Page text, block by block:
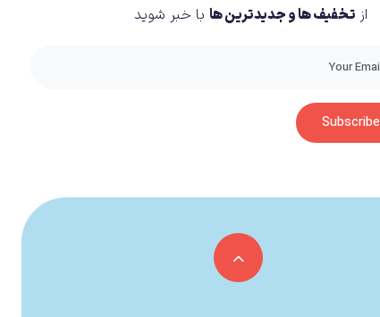
از تخفیف ها و جدیدترین ها با خبر شوید
Subscribe